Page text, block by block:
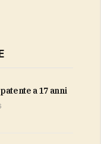
patente a 17 anni